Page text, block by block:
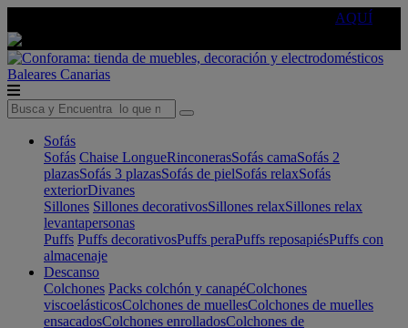
AQUÍ
Baleares Canarias
Sofás
Sofás Chaise LongueRinconerasSofás camaSofás 2
plazasSofás 3 plazasSofás de pielSofás relaxSofás
exteriorDivanes
Sillones Sillones decorativosSillones relaxSillones relax
levantapersonas
Puffs Puffs decorativosPuffs peraPuffs reposapiésPuffs con
almacenaje
Descanso
Colchones Packs colchón y canapéColchones
viscoelásticosColchones de muellesColchones de muelles
ensacadosColchones enrolladosColchones de